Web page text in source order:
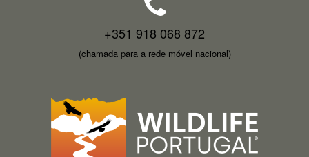
+351 918 068 872
(chamada para a rede móvel nacional)